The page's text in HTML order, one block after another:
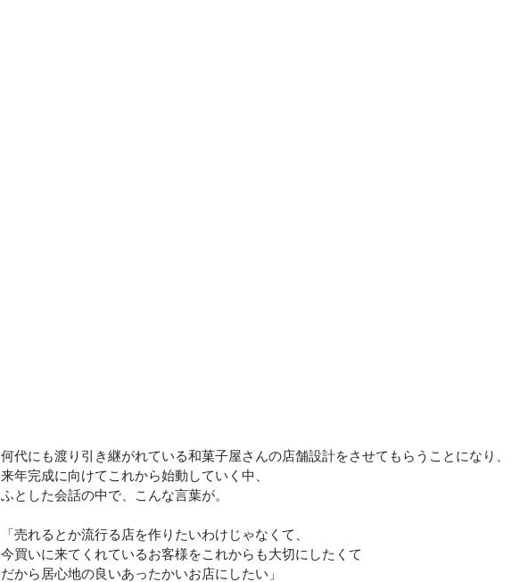
何代にも渡り引き継がれている和菓子屋さんの店舗設計をさせてもらうことになり、
来年完成に向けてこれから始動していく中、
ふとした会話の中で、こんな言葉が。
「売れるとか流行る店を作りたいわけじゃなくて、
今買いに来てくれているお客様をこれからも大切にしたくて
だから居心地の良いあったかいお店にしたい」